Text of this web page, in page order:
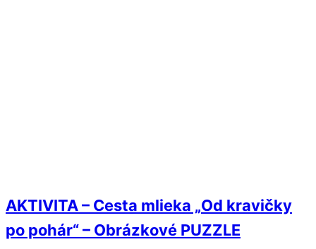
AKTIVITA – Cesta mlieka „Od kravičky
po pohár“ – Obrázkové PUZZLE